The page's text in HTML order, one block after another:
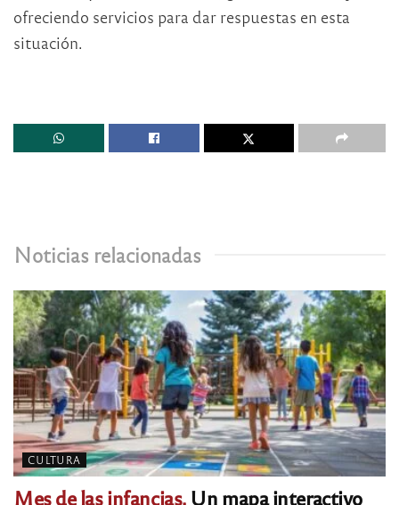
ofreciendo servicios para dar respuestas en esta
situación.
Noticias relacionadas
CULTURA
Mes de las infancias.Un mapa interactivo